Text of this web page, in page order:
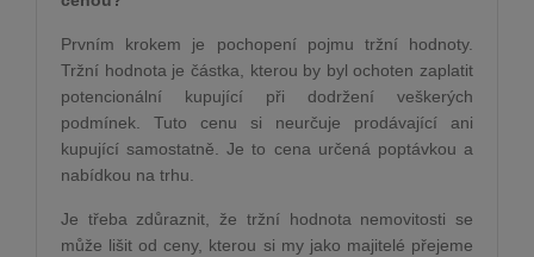
Prvním krokem je pochopení pojmu tržní hodnoty.
Tržní hodnota je částka, kterou by byl ochoten zaplatit
potencionální kupující při dodržení veškerých
podmínek. Tuto cenu si neurčuje prodávající ani
kupující samostatně. Je to cena určená poptávkou a
nabídkou na trhu.
Je třeba zdůraznit, že tržní hodnota nemovitosti se
může lišit od ceny, kterou si my jako majitelé přejeme